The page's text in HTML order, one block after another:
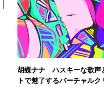
胡蝶ナナ ハスキーな歌声
トで魅了するバーチャルク